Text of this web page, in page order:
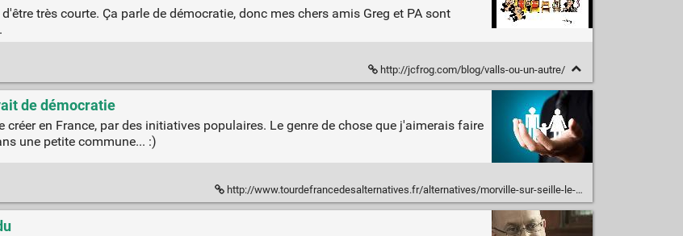
très courte. Ça parle de démocratie, donc mes chers amis Greg et PA sont
http://jcfrog.com/blog/valls-ou-un-autre/
de démocratie
en France, par des initiatives populaires. Le genre de chose que j'aimerais faire
une petite commune... :)
http://www.tourdefrancedesalternatives.fr/alternatives/morville-sur-seille-le-village-lorrain-qui-revait-de-democratie/